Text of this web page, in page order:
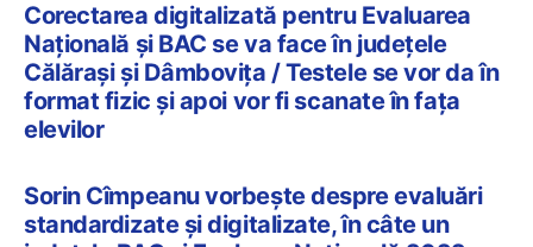
Corectarea digitalizată pentru Evaluarea
Națională și BAC se va face în județele
Călărași și Dâmbovița / Testele se vor da în
format fizic și apoi vor fi scanate în fața
elevilor
Sorin Cîmpeanu vorbește despre evaluări
standardizate și digitalizate, în câte un